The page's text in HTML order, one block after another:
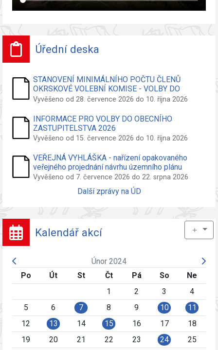
Úřední deska
STANOVENÍ MINIMÁLNÍHO POČTU ČLENŮ
OKRSKOVÉ VOLEBNÍ KOMISE - VOLBY DO
ZASTUPITELSTVA OBCE
Vyvěšeno od 28. července 2026 do 10. října 2026
INFORMACE PRO VOLBY DO OBECNÍHO
ZASTUPITELSTVA 2026
Vyvěšeno od 15. července 2026 do 10. října 2026
VEŘEJNÁ VYHLÁŠKA - nařízení opakovaného
veřejného projednání návrhu územního plánu
Vyvěšeno od 7. července 2026 do 22. srpna 2026
Další zprávy na ÚD
Kalendář akcí ＋
Únor 2024
Po
Út St Čt Pá So
Ne
1
2 3
4
5
6 7 8 9 10
11
12
13 14 15 16 17
18
19
20 21 22 23 24
25